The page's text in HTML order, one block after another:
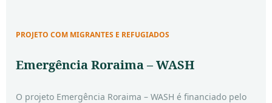
PROJETO COM MIGRANTES E REFUGIADOS
Emergência Roraima – WASH
O projeto Emergência Roraima – WASH é financiado pelo